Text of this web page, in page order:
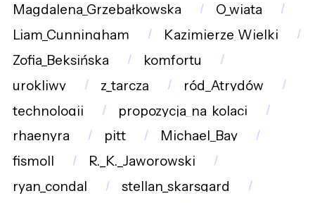
Magdalena_Grzebałkowska
O_wiata
Liam_Cunningham
Kazimierze_Wielki
Zofia_Beksińska
komfortu
urokliwy
z_tarczą
ród_Atrydów
technologii
propozycja_na_kolacj
rhaenyra
pitt
Michael_Bay
fismoll
R._K._Jaworowski
ryan_condal
stellan_skarsgard